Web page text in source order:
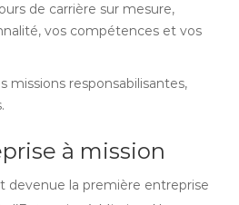
de carrière sur mesure,
vos compétences et vos
missions responsabilisantes,
à mission
devenue la première entreprise